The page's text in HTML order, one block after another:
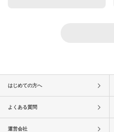
はじめての方へ
よくある質問
運営会社